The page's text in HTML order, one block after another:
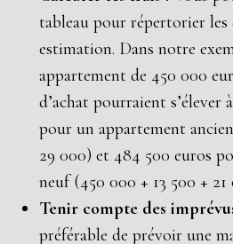
tableau pour répertorier
estimation. Dans notre
appartement de 450 000
d’achat pourraient s’élever
pour un appartement
29 000) et 484 500 euros
neuf (450 000 + 13 500 + 21
Tenir compte des
préférable de prévoir une